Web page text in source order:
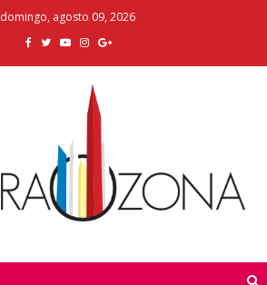
domingo, agosto 09, 2026